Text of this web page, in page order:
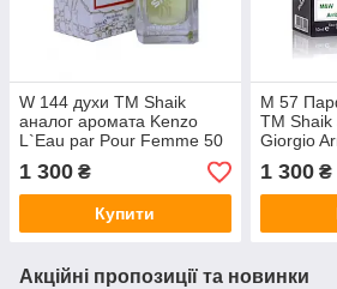
W 144 духи ТМ Shaik
аналог аромата Kenzo
L`Eau par Pour Femme 50
ml
1 300 ₴
Купити
M 57
ТМ Shaik
Giorgio
Gio Pour
1 300₴
Акційні пропозиції та новинки